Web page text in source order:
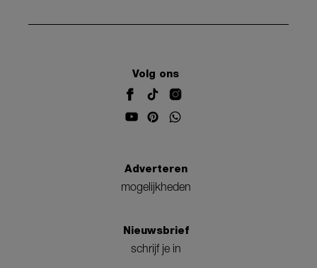
Volg ons
Adverteren
mogelijkheden
Nieuwsbrief
schrijf je in